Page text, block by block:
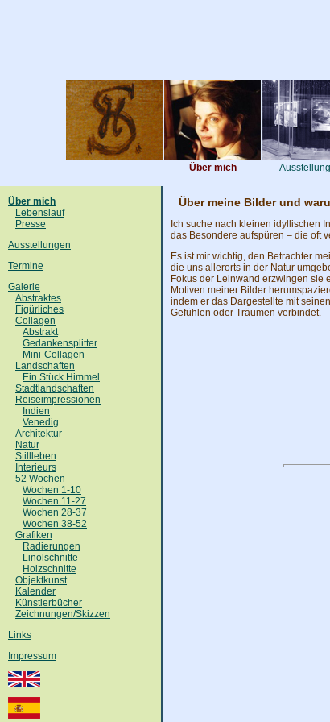
Über mich
Über mich
Lebenslauf
Presse
Ausstellungen
Termine
Galerie
Abstraktes
Figürliches
Collagen
Abstrakt
Gedankensplitter
Mini-Collagen
Landschaften
Ein Stück Himmel
Stadtlandschaften
Reiseimpressionen
Indien
Venedig
Architektur
Natur
Stillleben
Interieurs
52 Wochen
Wochen 1-10
Wochen 11-27
Wochen 28-37
Wochen 38-52
Grafiken
Radierungen
Linolschnitte
Holzschnitte
Objektkunst
Kalender
Künstlerbücher
Zeichnungen/Skizzen
Links
Impressum
Über meine Bilder und
Ich suche nach kleinen idyllischen
das Besondere aufspüren – die oft
Es ist mir wichtig, den Betrachter
die uns allerorts in der Natur
Fokus der Leinwand erzwingen sie
Motiven meiner Bilder
indem er das Dargestellte mit
Gefühlen oder Träumen verbindet.